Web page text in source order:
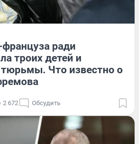
ради
троих детей и
Что известно о
2 672 Обсудить